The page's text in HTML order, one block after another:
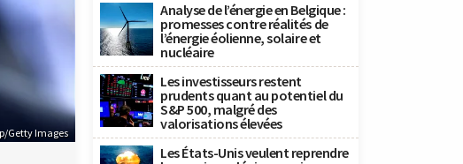
Getty Images
Analyse de l’énergie en Belgique :
promesses contre réalités de
l’énergie éolienne, solaire et
nucléaire
Les investisseurs restent
prudents quant au potentiel du
S&P 500, malgré des
valorisations élevées
Les États-Unis veulent reprendre